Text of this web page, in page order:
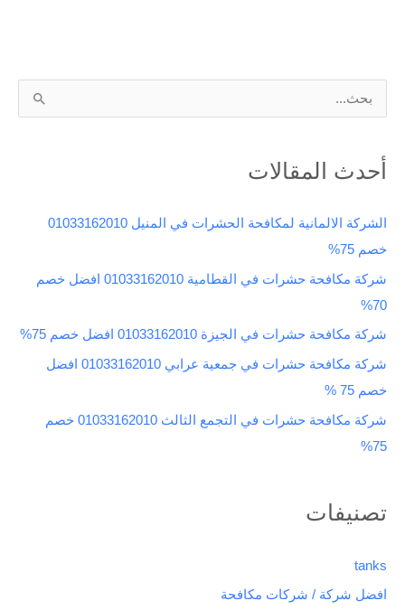
ب
ح
:
أحدث المقالات
الشركة الالمانية لمكافحة الحشرات في المنيل 01033162010
خصم 75%
شركة مكافحة حشرات في القطامية 01033162010 افضل خصم
70%
شركة مكافحة حشرات في الجيزة 01033162010 افضل خصم 75%
شركة مكافحة حشرات في جمعية عرابي 01033162010 افضل
خصم 75 %
شركة مكافحة حشرات في التجمع الثالث 01033162010 خصم
75%
تصنيفات
tanks
افضل شركة / شركات مكافحة